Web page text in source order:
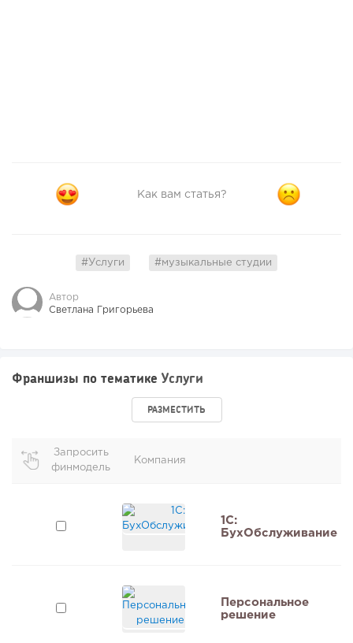
Как вам статья?
#Услуги #музыкальные студии
Автор
Светлана Григорьева
Франшизы по тематике Услуги
РАЗМЕСТИТЬ
Запросить
финмодель
Компания
1C:
БухОбслуживание
Персональное
решение